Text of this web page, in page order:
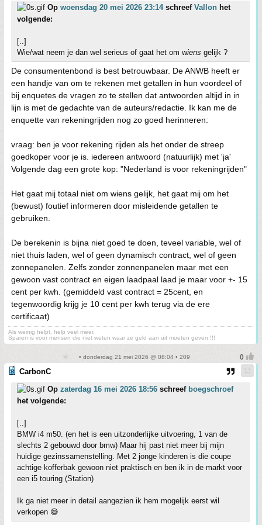
Op woensdag 20 mei 2026 23:14schreef Vallon het
volgende:
[..]
Wie/wat neem je dan wel serieus of gaat het om wiens gelijk ?
De consumentenbond is best betrouwbaar. De ANWB heeft er
een handje van om te rekenen met getallen in hun voordeel of
bij enquetes de vragen zo te stellen dat antwoorden altijd in in
lijn is met de gedachte van de auteurs/redactie. Ik kan me de
enquette van rekeningrijden nog zo goed herinneren:
vraag: ben je voor rekening rijden als het onder de streep
goedkoper voor je is. iedereen antwoord (natuurlijk) met 'ja'
Volgende dag een grote kop: "Nederland is voor rekeningrijden"
Het gaat mij totaal niet om wiens gelijk, het gaat mij om het
(bewust) foutief informeren door misleidende getallen te
gebruiken.
De berekenin is bijna niet goed te doen, teveel variable, wel of
niet thuis laden, wel of geen dynamisch contract, wel of geen
zonnepanelen. Zelfs zonder zonnenpanelen maar met een
gewoon vast contract en eigen laadpaal laad je maar voor +- 15
cent per kwh. (gemiddeld vast contract = 25cent, en
tegenwoordig krijg je 10 cent per kwh terug via de ere
certificaat)
Als weinig helpt, help veel meer.
Sparen is voor mensen die niet weten waar ze geld aan uit moeten geven !!!
• donderdag 21 mei 2026 @ 08:04 • 209
CarbonC
Op zaterdag 16 mei 2026 18:56 schreef boegschroef
het volgende:
[..]
BMW i4 m50. (en het is een uitzonderlijke uitvoering, 1 van de
slechts 2 gebouwd door bmw) Maar hij past niet meer bij mijn
huidige gezinssamenstelling. Met 2 jonge kinderen is die coupe
achtige kofferbak gewoon niet praktisch en ben ik in de markt voor
een i5 touring (Station)
Ik ga niet meer in detail aangezien ik hem mogelijk eerst wil
verkopen 😅